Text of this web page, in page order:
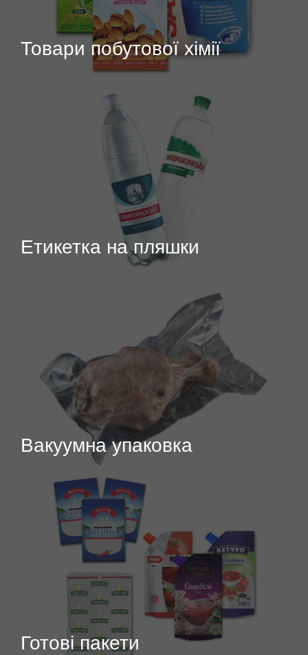
Товари побутової хімії
Етикетка на пляшки
Вакуумна упаковка
Готові пакети